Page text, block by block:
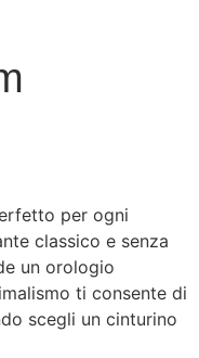
per ogni
classico e senza
un orologio
ti consente di
scegli un cinturino